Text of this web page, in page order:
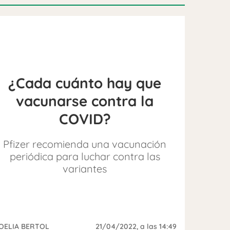
¿Cada cuánto hay que
vacunarse contra la
COVID?
Pfizer recomienda una vacunación
periódica para luchar contra las
variantes
BERTOL 21/04/2022, a las 14:49